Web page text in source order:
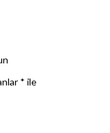
* ile